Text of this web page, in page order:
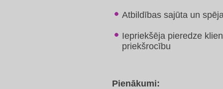
Atbildības sajūta un
Iepriekšēja pieredze
priekšrocību
Pienākumi: